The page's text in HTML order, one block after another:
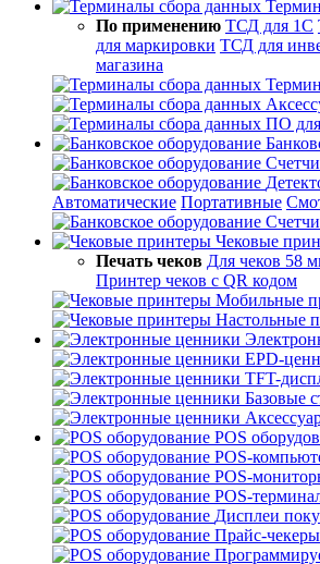
По применению ТСД для 1С
для маркировки ТСД для
магазина
ПО
Автоматические Портативные
Чековые
Печать чеков Для чеков 58
Принтер чеков с QR кодом
Мобильные
Настольные
EPD-
TFT-
Базовые
POS
POS-
POS-
POS-
Дисплеи
Прайс-чекеры